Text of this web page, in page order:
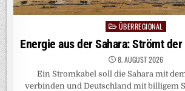
Posted
in
ÜBERREGIONAL
Energie aus der Sahara: Strömt
8. AUGUST 2026
Ein Stromkabel soll die Sahara mit
verbinden und Deutschland mit billigem